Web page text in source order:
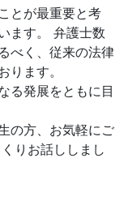
とが最重要と考
ます。 弁護士数
べく、従来の法律
ります。
る発展をともに目
の方、お気軽にご
りお話ししまし